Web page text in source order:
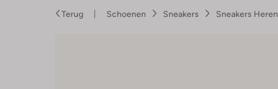
Terug Schoenen Sneakers Sneakers Heren